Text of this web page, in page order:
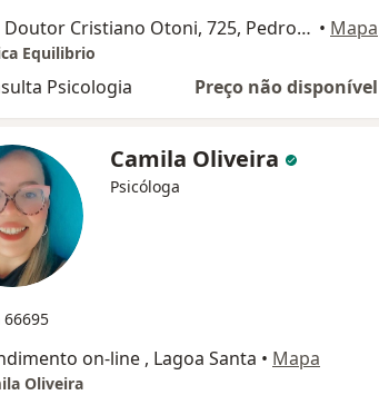
Rua Doutor Cristiano Otoni, 725, Pedro Leopoldo • Mapa
Equilibrio
Psicologia Preço não disponível
Camila Oliveira
Psicóloga
66695
on-line , Lagoa Santa • Mapa
Oliveira